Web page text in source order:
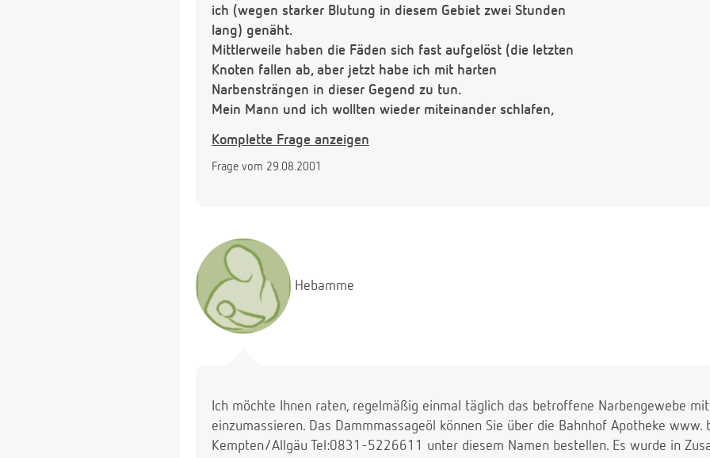
ich (wegen starker Blutung in diesem Gebiet zwei Stunden
lang) genäht.
Mittlerweile haben die Fäden sich fast aufgelöst (die letzten
Knoten fallen ab, aber jetzt habe ich mit harten
Narbensträngen in dieser Gegend zu tun.
Mein Mann und ich wollten wieder miteinander schlafen,
Risse!
Was kann ich tun?
Gibt es noch andere Möglichkeiten?
Herzlichen Dank für Ihre Antwort im Voraus!
Komplette Frage anzeigen
Frage vom 29.08.2001
Hebamme
Ich möchte Ihnen raten, regelmäßig einmal täglich das betroffene Narbengewebe
einzumassieren. Das Dammmassageöl können Sie über die Bahnhof Apotheke www.
Kempten/Allgäu Tel:0831-5226611 unter diesem Namen bestellen. Es wurde in